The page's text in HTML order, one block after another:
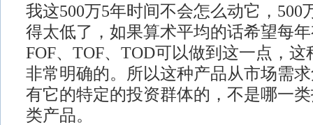
我这500万5年时间不会怎么动它，500
得太低了，如果算术平均的话希望每
FOF、TOF、TOD可以做到这一点，
非常明确的。所以这种产品从市场需
有它的特定的投资群体的，不是哪一
类产品。